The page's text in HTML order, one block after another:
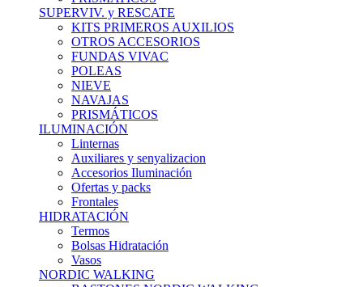
SUPERVIV. y RESCATE
KITS PRIMEROS AUXILIOS
OTROS ACCESORIOS
FUNDAS VIVAC
POLEAS
NIEVE
NAVAJAS
PRISMÁTICOS
ILUMINACIÓN
Linternas
Auxiliares y senyalizacion
Accesorios Iluminación
Ofertas y packs
Frontales
HIDRATACIÓN
Termos
Bolsas Hidratación
Vasos
NORDIC WALKING